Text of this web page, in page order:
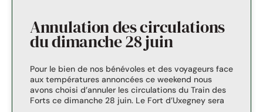
Annulation des circulations
du dimanche 28 juin
Pour le bien de nos bénévoles et des voyageurs face
aux températures annoncées ce weekend nous
avons choisi d’annuler les circulations du Train des
Forts ce dimanche 28 juin. Le Fort d’Uxegney sera